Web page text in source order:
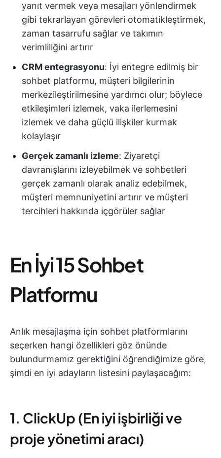
yanıt vermek veya mesajları yönlendirmek
gibi tekrarlayan görevleri otomatikleştirmek,
zaman tasarrufu sağlar ve takımın
verimliliğini artırır
CRM entegrasyonu: İyi entegre edilmiş bir
sohbet platformu, müşteri bilgilerinin
merkezileştirilmesine yardımcı olur; böylece
etkileşimleri izlemek, vaka ilerlemesini
izlemek ve daha güçlü ilişkiler kurmak
kolaylaşır
Gerçek zamanlı izleme: Ziyaretçi
davranışlarını izleyebilmek ve sohbetleri
gerçek zamanlı olarak analiz edebilmek,
müşteri memnuniyetini artırır ve müşteri
tercihleri hakkında içgörüler sağlar
En İyi 15 Sohbet
Platformu
Anlık mesajlaşma için sohbet platformlarını
seçerken hangi özellikleri göz önünde
bulundurmamız gerektiğini öğrendiğimize göre,
şimdi en iyi adayların listesini paylaşacağım:
1. ClickUp (En iyi işbirliği ve
proje yönetimi aracı)